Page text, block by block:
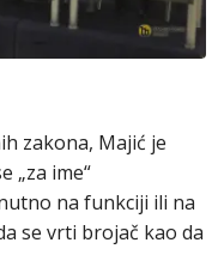
zakona, Majić je
„za ime“
na funkciji ili na
se vrti brojač kao da